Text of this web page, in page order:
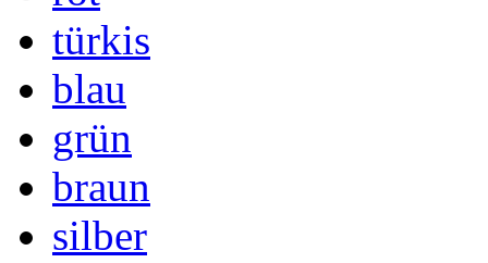
türkis
blau
grün
braun
silber